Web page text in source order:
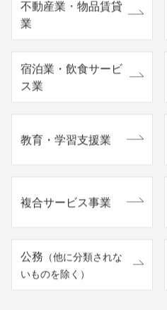
業
宿泊業・飲食サービ
ス業
教育・学習支援業
複合サービス事業
公務 （他に分類されな
いものを除く）